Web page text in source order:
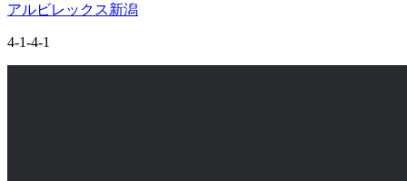
アルビレックス新潟
4-1-4-1